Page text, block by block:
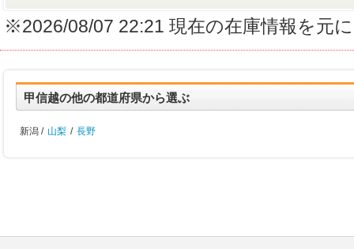
※2026/08/07 22:21 現在の在庫情報を元
甲信越の他の都道府県から選ぶ
新潟 / 山梨 / 長野